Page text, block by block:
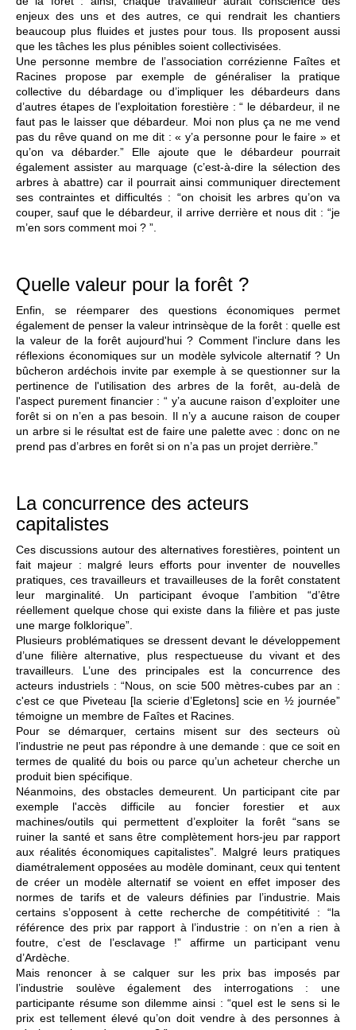
enjeux des uns et des autres, ce qui rendrait les chantiers
beaucoup plus fluides et justes pour tous. Ils proposent aussi
que les tâches les plus pénibles soient collectivisées.
Une personne membre de l’association corrézienne Faîtes et
Racines propose par exemple de généraliser la pratique
collective du débardage ou d’impliquer les débardeurs dans
d’autres étapes de l’exploitation forestière : “ le débardeur, il ne
faut pas le laisser que débardeur. Moi non plus ça ne me vend
pas du rêve quand on me dit : « y’a personne pour le faire » et
qu’on va débarder.” Elle ajoute que le débardeur pourrait
également assister au marquage (c’est-à-dire la sélection des
arbres à abattre) car il pourrait ainsi communiquer directement
ses contraintes et difficultés : “on choisit les arbres qu’on va
couper, sauf que le débardeur, il arrive derrière et nous dit : “je
m’en sors comment moi ? ”.
Quelle valeur pour la forêt ?
Enfin, se réemparer des questions économiques permet
également de penser la valeur intrinsèque de la forêt : quelle est
la valeur de la forêt aujourd'hui ? Comment l'inclure dans les
réflexions économiques sur un modèle sylvicole alternatif ? Un
bûcheron ardéchois invite par exemple à se questionner sur la
pertinence de l'utilisation des arbres de la forêt, au-delà de
l'aspect purement financier : “ y’a aucune raison d’exploiter une
forêt si on n’en a pas besoin. Il n’y a aucune raison de couper
un arbre si le résultat est de faire une palette avec : donc on ne
prend pas d’arbres en forêt si on n’a pas un projet derrière.”
La concurrence des acteurs
capitalistes
Ces discussions autour des alternatives forestières, pointent un
fait majeur : malgré leurs efforts pour inventer de nouvelles
pratiques, ces travailleurs et travailleuses de la forêt constatent
leur marginalité. Un participant évoque l’ambition “d’être
réellement quelque chose qui existe dans la filière et pas juste
une marge folklorique”.
Plusieurs problématiques se dressent devant le développement
d’une filière alternative, plus respectueuse du vivant et des
travailleurs. L’une des principales est la concurrence des
acteurs industriels : “Nous, on scie 500 mètres-cubes par an :
c'est ce que Piveteau [la scierie d’Egletons] scie en ½ journée”
témoigne un membre de Faîtes et Racines.
Pour se démarquer, certains misent sur des secteurs où
l’industrie ne peut pas répondre à une demande : que ce soit en
termes de qualité du bois ou parce qu’un acheteur cherche un
produit bien spécifique.
Néanmoins, des obstacles demeurent. Un participant cite par
exemple l'accès difficile au foncier forestier et aux
machines/outils qui permettent d’exploiter la forêt “sans se
ruiner la santé et sans être complètement hors-jeu par rapport
aux réalités économiques capitalistes”. Malgré leurs pratiques
diamétralement opposées au modèle dominant, ceux qui tentent
de créer un modèle alternatif se voient en effet imposer des
normes de tarifs et de valeurs définies par l’industrie. Mais
certains s’opposent à cette recherche de compétitivité : “la
référence des prix par rapport à l’industrie : on n’en a rien à
foutre, c’est de l’esclavage !” affirme un participant venu
d’Ardèche.
Mais renoncer à se calquer sur les prix bas imposés par
l’industrie soulève également des interrogations : une
participante résume son dilemme ainsi : “quel est le sens si le
prix est tellement élevé qu’on doit vendre à des personnes à